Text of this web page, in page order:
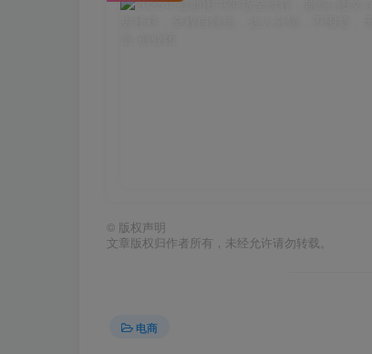
© 版权声明
文章版权归作者所有，未经允许请勿转载。
电商